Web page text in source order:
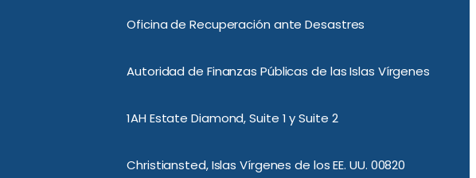
Oficina de Recuperación ante Desastres
Autoridad de Finanzas Públicas de las Islas Vírgenes
1AH Estate Diamond, Suite 1 y Suite 2
Christiansted, Islas Vírgenes de los EE. UU. 00820